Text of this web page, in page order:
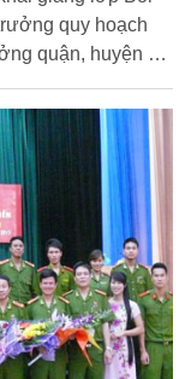
quy hoạch
quận, huyện và
CAND khóa 2